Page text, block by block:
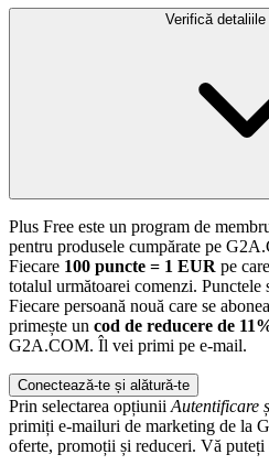
Verifică detaliile
Plus Free este un program de
pentru produsele cumpărate pe
Fiecare 100 puncte = 1 EUR pe
totalul următoarei comenzi. Punctele
Fiecare persoană nouă care se
primește un cod de reducere de
G2A.COM. Îl vei primi pe e-mail.
Conectează-te și alătură-te
Prin selectarea opțiunii Autentificare
primiți e-mailuri de marketing de la
oferte, promoții și reduceri. Vă puteți